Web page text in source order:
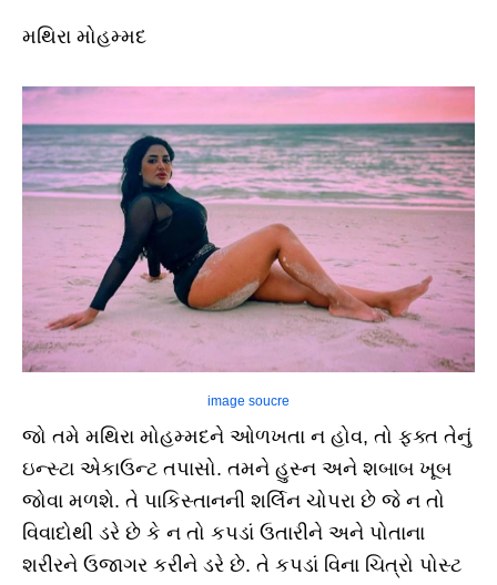
મથિરા મોહમ્મદ
image soucre
જો તમે મથિરા મોહમ્મદને ઓળખતા ન હોવ, તો ફક્ત તેનું
ઇન્સ્ટા એકાઉન્ટ તપાસો. તમને હુસ્ન અને શબાબ ખૂબ
જોવા મળશે. તે પાકિસ્તાનની શર્લિન ચોપરા છે જે ન તો
વિવાદોથી ડરે છે કે ન તો કપડાં ઉતારીને અને પોતાના
શરીરને ઉજાગર કરીને ડરે છે. તે કપડાં વિના ચિત્રો પોસ્ટ